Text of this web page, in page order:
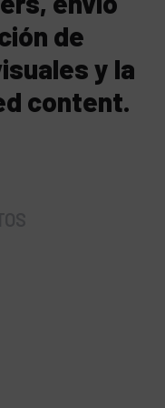
de
y la
content.